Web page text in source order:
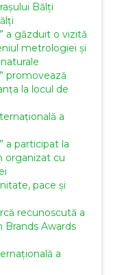
Bălți
a găzduit o vizită
metrologiei și
promovează
la locul de
a
a participat la
organizat cu
pace și
recunoscută a
Brands Awards
a